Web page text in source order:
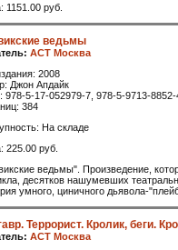
1151.00 руб.
ведьмы
АСТ Москва
2008
Джон Апдайк
978-5-17-052979-7, 978-5-9713-8852-
384
На складе
225.00 руб.
ведьмы". Произведение,
десятков нашумевших
умного, циничного дьявола-
Террорист. Кролик, беги.
АСТ Москва